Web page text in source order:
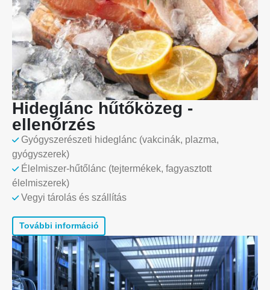
Hideglánc hűtőközeg -
ellenőrzés
Gyógyszerészeti hideglánc (vakcinák, plazma,
gyógyszerek)
Élelmiszer-hűtőlánc (tejtermékek, fagyasztott
élelmiszerek)
Vegyi tárolás és szállítás
További információ